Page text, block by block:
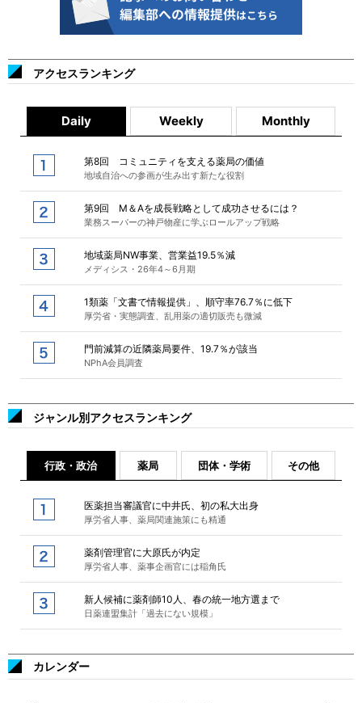
アクセスランキング
Daily Weekly Monthly
第8回 コミュニティを支える薬局の価値
地域自治への参画が生み出す新たな役割
第9回 M＆Aを成長戦略として成功させるには？
業務スーパーの神戸物産に学ぶロールアップ戦略
地域薬局NW事業、営業益19.5％減
メディシス・26年4～6月期
1類薬「文書で情報提供」、順守率76.7％に低下
厚労省・実態調査、乱用薬の適切販売も微減
門前減算の近隣薬局要件、19.7％が該当
NPhA会員調査
ジャンル別アクセスランキング
行政・政治 薬局 団体・学術 その他
医薬担当審議官に中井氏、初の私大出身
厚労省人事、薬局関連施策にも精通
薬剤管理官に大原氏が内定
厚労省人事、薬事企画官には稲角氏
新人候補に薬剤師10人、春の統一地方選まで
日薬連盟集計「過去にない規模」
カレンダー